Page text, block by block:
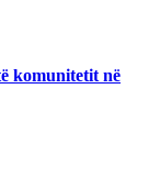
komunitetit në